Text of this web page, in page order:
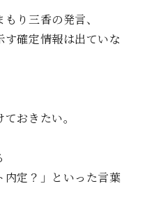
り三香の発言、
確定情報は出ていな
おきたい。
内定？」といった言葉